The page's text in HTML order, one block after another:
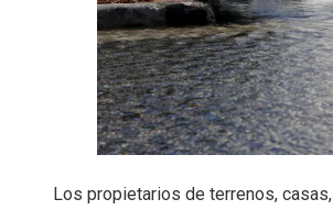
Los propietarios de terrenos, casas,